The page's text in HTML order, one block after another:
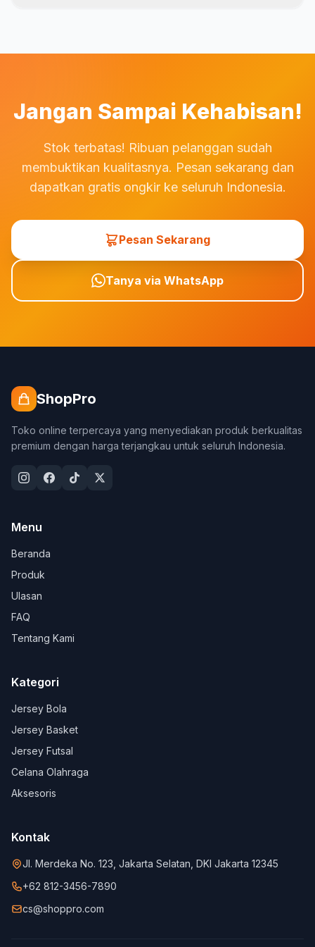
Jangan Sampai Kehabisan!
Stok terbatas! Ribuan pelanggan sudah
membuktikan kualitasnya. Pesan sekarang dan
dapatkan gratis ongkir ke seluruh Indonesia.
Pesan Sekarang
Tanya via WhatsApp
ShopPro
Toko online terpercaya yang menyediakan produk berkualitas
premium dengan harga terjangkau untuk seluruh Indonesia.
Menu
Beranda
Produk
Ulasan
FAQ
Tentang Kami
Kategori
Jersey Bola
Jersey Basket
Jersey Futsal
Celana Olahraga
Aksesoris
Kontak
Jl. Merdeka No. 123, Jakarta Selatan, DKI Jakarta 12345
+62 812-3456-7890
cs@shoppro.com